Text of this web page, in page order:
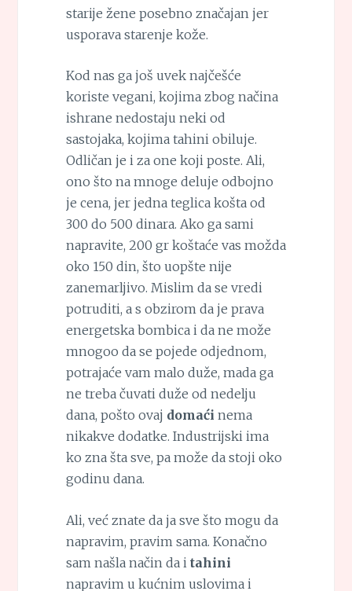
starije žene posebno značajan jer
usporava starenje kože.
Kod nas ga još uvek najčešće
koriste vegani, kojima zbog načina
ishrane nedostaju neki od
sastojaka, kojima tahini obiluje.
Odličan je i za one koji poste. Ali,
ono što na mnoge deluje odbojno
je cena, jer jedna teglica košta od
300 do 500 dinara. Ako ga sami
napravite, 200 gr koštaće vas možda
oko 150 din, što uopšte nije
zanemarljivo. Mislim da se vredi
potruditi, a s obzirom da je prava
energetska bombica i da ne može
mnogoo da se pojede odjednom,
potrajaće vam malo duže, mada ga
ne treba čuvati duže od nedelju
dana, pošto ovaj domaći nema
nikakve dodatke. Industrijski ima
ko zna šta sve, pa može da stoji oko
godinu dana.
Ali, već znate da ja sve što mogu da
napravim, pravim sama. Konačno
sam našla način da i tahini
napravim u kućnim uslovima i